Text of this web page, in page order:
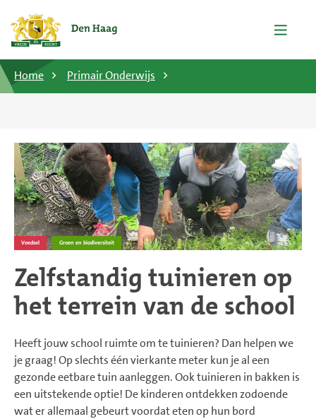
Home Primair Onderwijs
Voedsel Groen en biodiversiteit
Zelfstandig tuinieren op
het terrein van de school
Heeft jouw school ruimte om te tuinieren? Dan helpen we
je graag! Op slechts één vierkante meter kun je al een
gezonde eetbare tuin aanleggen. Ook tuinieren in bakken is
een uitstekende optie! De kinderen ontdekken zodoende
wat er allemaal gebeurt voordat eten op hun bord